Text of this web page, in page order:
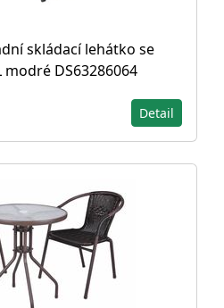
skládací lehátko se
modré DS63286064
Detail